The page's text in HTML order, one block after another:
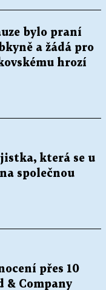
bylo praní
a žádá pro
hrozí
která se u
společnou
přes 10
& Company